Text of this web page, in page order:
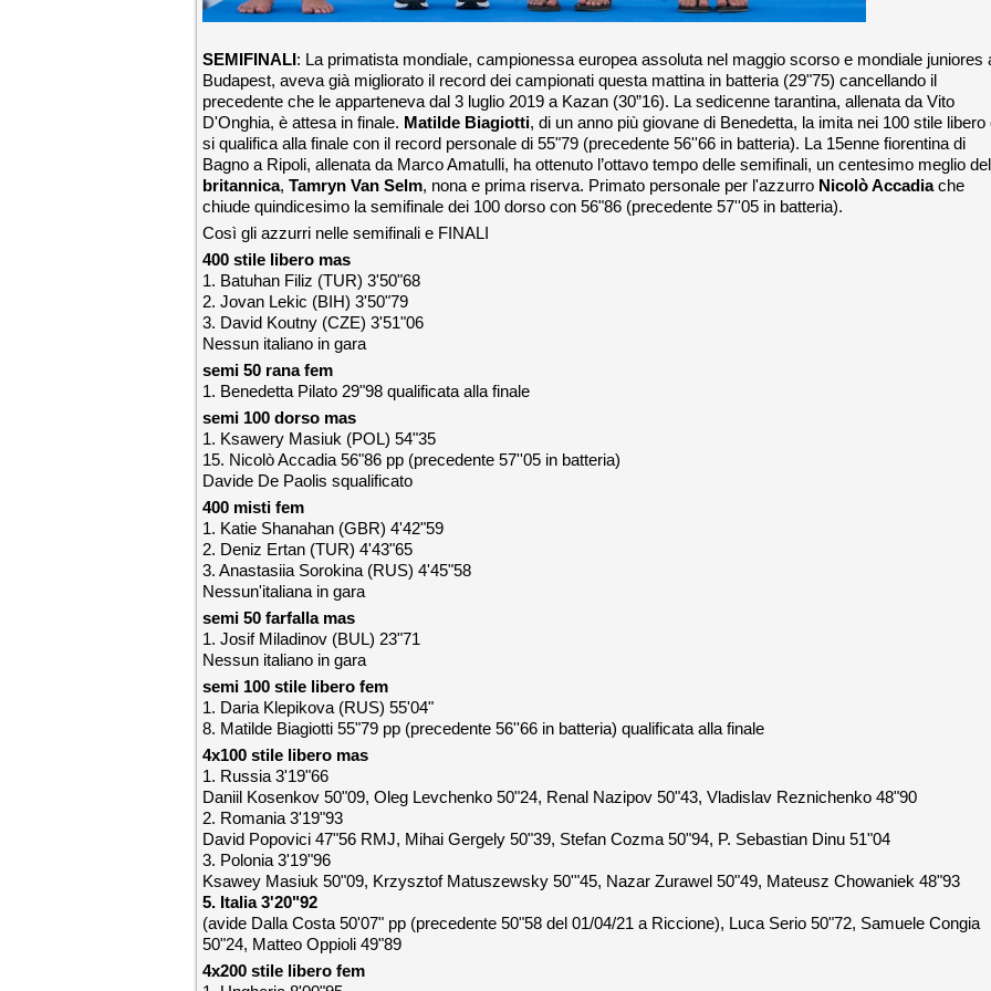
SEMIFINALI: La primatista mondiale, campionessa europea assoluta nel maggio scorso e mondiale juniores
Budapest, aveva già migliorato il record dei campionati questa mattina in batteria (29"75) cancellando il
precedente che le apparteneva dal 3 luglio 2019 a Kazan (30”16). La sedicenne tarantina, allenata da Vito
D'Onghia, è attesa in finale. Matilde Biagiotti, di un anno più giovane di Benedetta, la imita nei 100 stile libero
si qualifica alla finale con il record personale di 55"79 (precedente 56''66 in batteria). La 15enne fiorentina di
Bagno a Ripoli, allenata da Marco Amatulli, ha ottenuto l’ottavo tempo delle semifinali, un centesimo meglio
britannica, Tamryn Van Selm, nona e prima riserva. Primato personale per l'azzurro Nicolò Accadiache
chiude quindicesimo la semifinale dei 100 dorso con 56"86 (precedente 57''05 in batteria).
Così gli azzurri nelle semifinali e FINALI
400 stile libero mas
1. Batuhan Filiz (TUR) 3'50"68
2. Jovan Lekic (BIH) 3'50"79
3. David Koutny (CZE) 3'51"06
Nessun italiano in gara
semi 50 rana fem
1. Benedetta Pilato 29"98 qualificata alla finale
semi 100 dorso mas
1. Ksawery Masiuk (POL) 54"35
15. Nicolò Accadia 56"86 pp (precedente 57''05 in batteria)
Davide De Paolis squalificato
400 misti fem
1. Katie Shanahan (GBR) 4'42"59
2. Deniz Ertan (TUR) 4'43"65
3. Anastasiia Sorokina (RUS) 4'45"58
Nessun'italiana in gara
semi 50 farfalla mas
1. Josif Miladinov (BUL) 23"71
Nessun italiano in gara
semi 100 stile libero fem
1. Daria Klepikova (RUS) 55'04"
8. Matilde Biagiotti 55"79 pp (precedente 56''66 in batteria) qualificata alla finale
4x100 stile libero mas
1. Russia 3'19"66
Daniil Kosenkov 50"09, Oleg Levchenko 50"24, Renal Nazipov 50"43, Vladislav Reznichenko 48"90
2. Romania 3'19"93
David Popovici 47"56 RMJ, Mihai Gergely 50"39, Stefan Cozma 50"94, P. Sebastian Dinu 51"04
3. Polonia 3'19"96
Ksawey Masiuk 50"09, Krzysztof Matuszewsky 50'"45, Nazar Zurawel 50"49, Mateusz Chowaniek 48"93
5. Italia 3'20"92
(avide Dalla Costa 50'07" pp (precedente 50"58 del 01/04/21 a Riccione), Luca Serio 50"72, Samuele Congia
50"24, Matteo Oppioli 49"89
4x200 stile libero fem